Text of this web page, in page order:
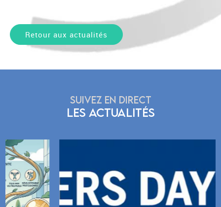
Retour aux actualités
SUIVEZ EN DIRECT
LES ACTUALITÉS